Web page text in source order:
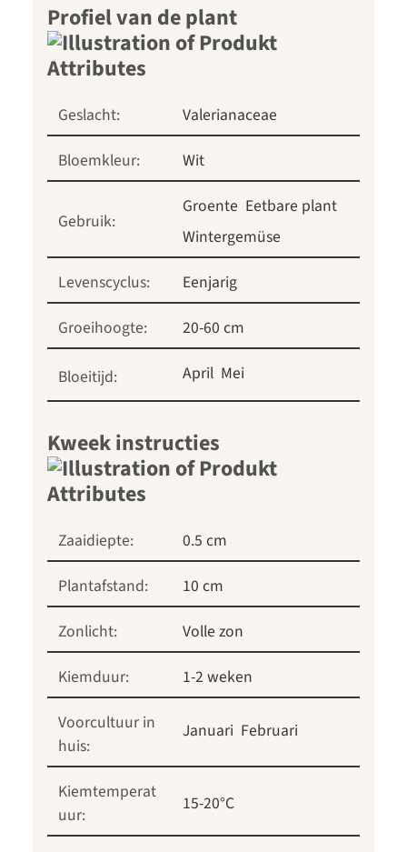
Profiel van de plant
Geslacht:
Valerianaceae
Bloemkleur:
Wit
Gebruik:
Groente Eetbare plant
Wintergemüse
Levenscyclus:
Eenjarig
Groeihoogte:
20-60 cm
Bloeitijd: April Mei
Kweek instructies
Zaaidiepte:
0.5 cm
Plantafstand:
10 cm
Zonlicht:
Volle zon
Kiemduur:
1-2 weken
Voorcultuur in
huis:
Januari Februari
Kiemtemperat
uur:
15-20°C